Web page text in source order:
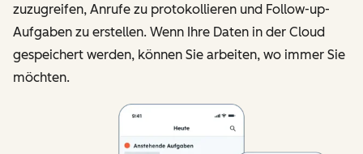
zuzugreifen, Anrufe zu protokollieren und Follow-up-
Aufgaben zu erstellen. Wenn Ihre Daten in der Cloud
gespeichert werden, können Sie arbeiten, wo immer Sie
möchten.